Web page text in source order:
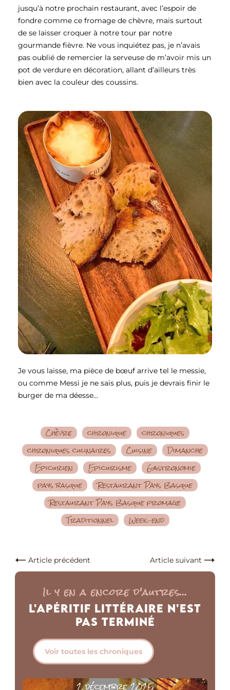
jusqu’à notre prochain restaurant, avec l’espoir de
fondre comme ce fromage de chèvre, mais surtout
de se laisser croquer à notre tour par notre
gourmande fièvre. Ne vous inquiétez pas, je n’avais
pas oublié de remercier la serveuse de m’avoir mis un
pot de verdure en décoration, allant d’ailleurs très
bien avec la couleur des coussins.
Je vous laisse, ma pièce de bœuf arrive tel le messie,
ou comme Messi je ne sais plus, puis je devrais finir le
burger de ma déesse…
Chèvre chronique
chroniques
chroniques culinaires
Cuisine
Dimanche
Epicurien
Epicurisme
Gastronomie
pays basque
Restaurant Pays Basque
Restaurant Pays Basque fromage
Traditionnel
Week-end
Article précédent Article suivant
Il y en a encore d'autres...
L'Apéritif Littéraire n'est
pas Terminé
Voir toutes les chroniques